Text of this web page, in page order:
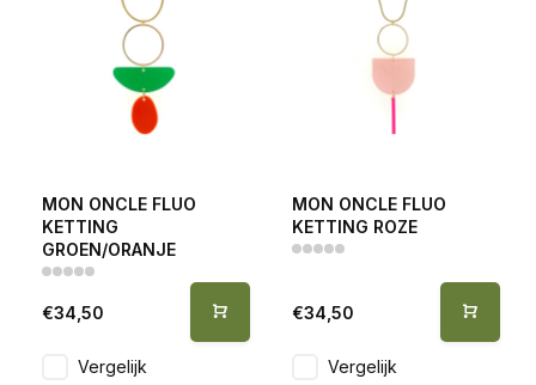
MON ONCLE FLUO
KETTING
GROEN/ORANJE
€34,50
Vergelijk
MON ONCLE FLUO
KETTING ROZE
€34,50
Vergelijk